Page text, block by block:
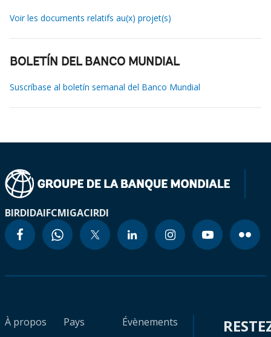
Voir les documents relatifs au(x) projet(s)
BOLETÍN DEL BANCO MUNDIAL
Suscríbase al boletín semanal del Banco Mundial
BIRDIDAIFCMIGACIRDI
À propos
Pays
Évènements